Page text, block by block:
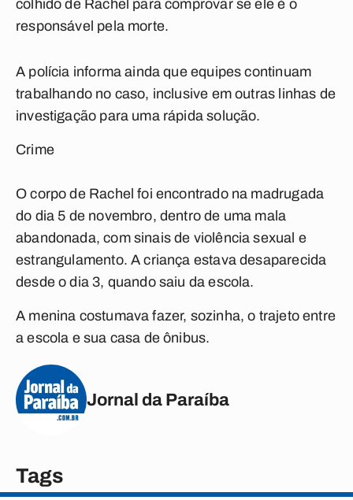
colhido de Rachel para comprovar se ele é o
responsável pela morte.
A polícia informa ainda que equipes continuam
trabalhando no caso, inclusive em outras linhas de
investigação para uma rápida solução.
Crime
O corpo de Rachel foi encontrado na madrugada
do dia 5 de novembro, dentro de uma mala
abandonada, com sinais de violência sexual e
estrangulamento. A criança estava desaparecida
desde o dia 3, quando saiu da escola.
A menina costumava fazer, sozinha, o trajeto entre
a escola e sua casa de ônibus.
Jornal da Paraíba
Tags